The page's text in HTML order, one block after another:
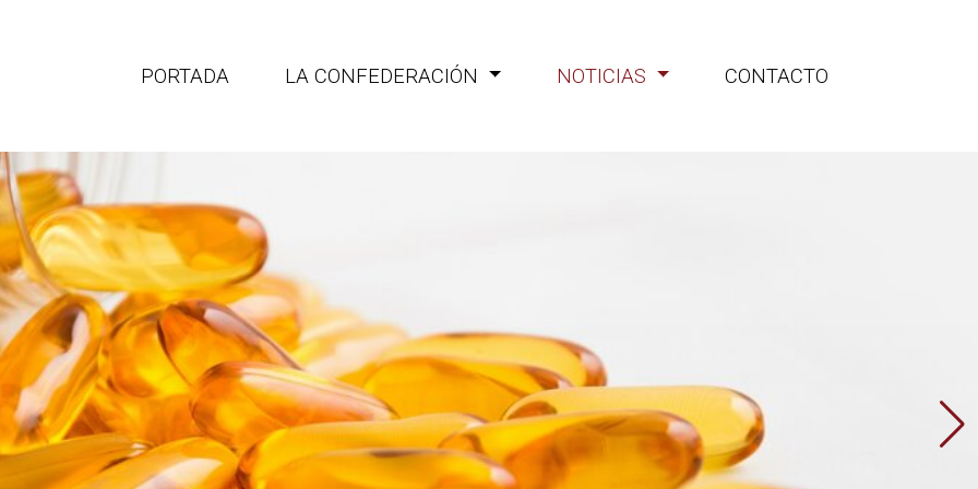
PORTADA LA CONFEDERACIÓN NOTICIAS CONTACTO
Portal de empleo
para profesionales
CEATIMEF
española de asociaciones